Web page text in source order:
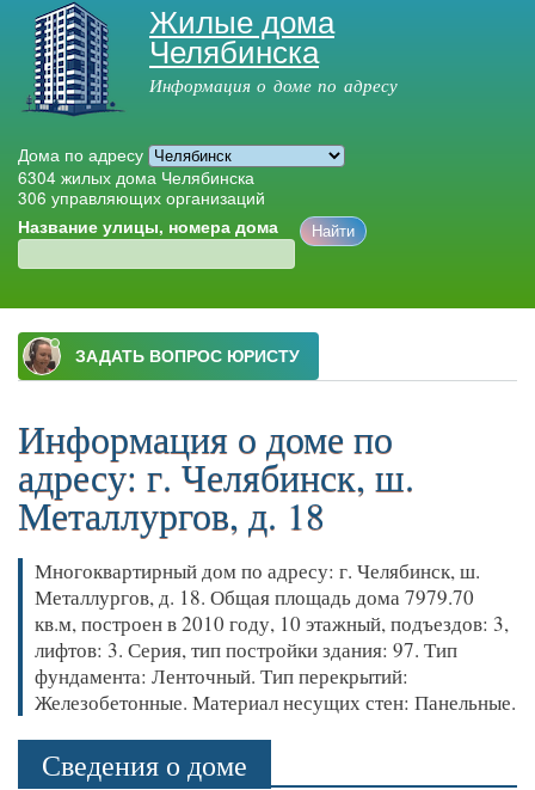
Перейти к
основному
содержанию
Жилые дома
Челябинска
Информация о доме по адресу
Дома по адресу
6304 жилых дома Челябинска
306 управляющих организаций
Название улицы, номера дома
Главное меню
Информация о доме по
адресу: г. Челябинск, ш.
Металлургов, д. 18
Многоквартирный дом по адресу: г. Челябинск, ш.
Металлургов, д. 18. Общая площадь дома 7979.70
кв.м, построен в 2010 году, 10 этажный, подъездов: 3,
лифтов: 3. Серия, тип постройки здания: 97. Тип
фундамента: Ленточный. Тип перекрытий:
Железобетонные. Материал несущих стен: Панельные.
Сведения о доме